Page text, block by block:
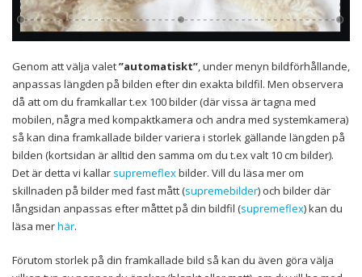
Genom att välja valet”automatiskt”, under menyn bildförhållande,
anpassas längden på bilden efter din exakta bildfil. Men observera
då att om du framkallar t.ex 100 bilder (där vissa är tagna med
mobilen, några med kompaktkamera och andra med systemkamera)
så kan dina framkallade bilder variera i storlek gällande längden på
bilden (kortsidan är alltid den samma om du t.ex valt 10 cm bilder).
Det är detta vi kallar supremeflexbilder. Vill du läsa mer om
skillnaden på bilder med fast mått (supremebilder) och bilder där
långsidan anpassas efter måttet på din bildfil (supremeflex) kan du
läsa merhär.
Förutom storlek på din framkallade bild så kan du även göra välja